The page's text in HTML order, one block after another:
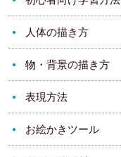
人体の描き方
物・背景の描き方
表現方法
お絵かきツール